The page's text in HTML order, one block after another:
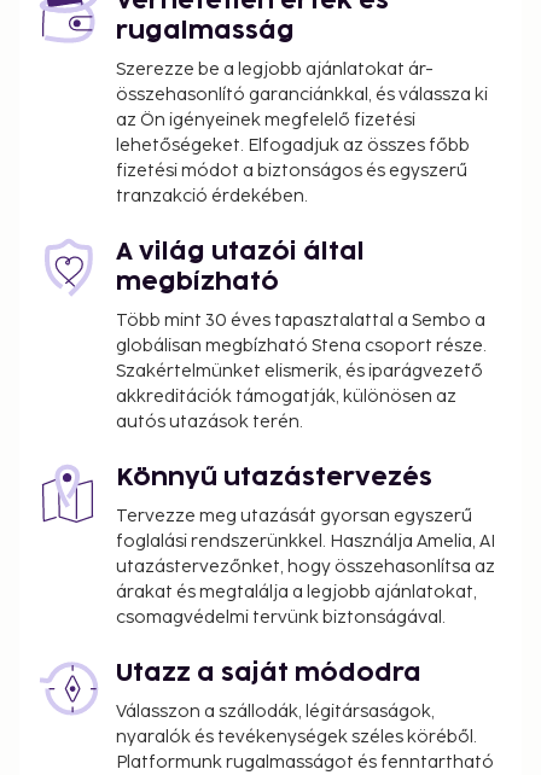
rugalmasság
Szerezze be a legjobb ajánlatokat ár-
összehasonlító garanciánkkal, és válassza ki
az Ön igényeinek megfelelő fizetési
lehetőségeket. Elfogadjuk az összes főbb
fizetési módot a biztonságos és egyszerű
tranzakció érdekében.
A világ utazói által
megbízható
Több mint 30 éves tapasztalattal a Sembo a
globálisan megbízható Stena csoport része.
Szakértelmünket elismerik, és iparágvezető
akkreditációk támogatják, különösen az
autós utazások terén.
Könnyű utazástervezés
Tervezze meg utazását gyorsan egyszerű
foglalási rendszerünkkel. Használja Amelia, AI
utazástervezőnket, hogy összehasonlítsa az
árakat és megtalálja a legjobb ajánlatokat,
csomagvédelmi tervünk biztonságával.
Utazz a saját módodra
Válasszon a szállodák, légitársaságok,
nyaralók és tevékenységek széles köréből.
Platformunk rugalmasságot és fenntartható